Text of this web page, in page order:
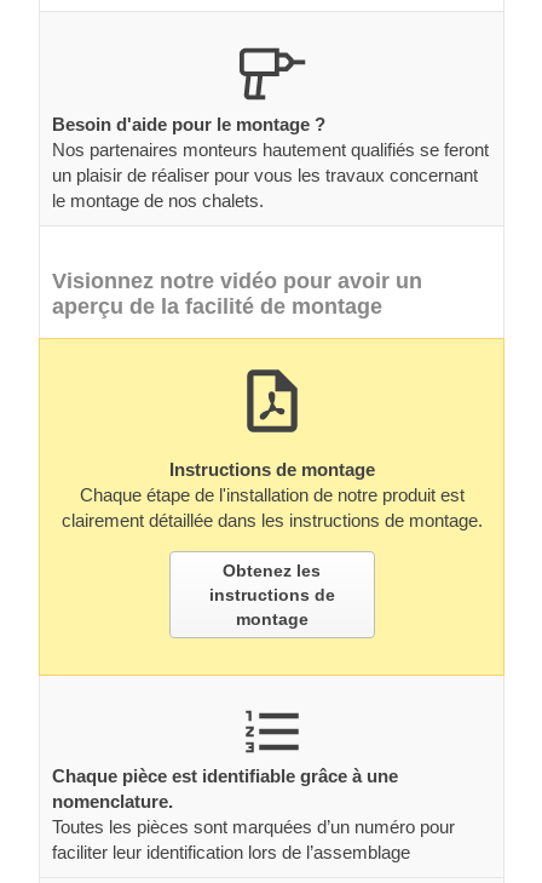
Besoin d'aide pour le montage ?
Nos partenaires monteurs hautement qualifiés se feront
un plaisir de réaliser pour vous les travaux concernant
le montage de nos chalets.
Visionnez notre vidéo pour avoir un
aperçu de la facilité de montage
Instructions de montage
Chaque étape de l'installation de notre produit est
clairement détaillée dans les instructions de montage.
Obtenez les
instructions de
montage
Chaque pièce est identifiable grâce à une
nomenclature.
Toutes les pièces sont marquées d’un numéro pour
faciliter leur identification lors de l’assemblage